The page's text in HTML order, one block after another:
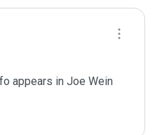
appears in Joe Wein